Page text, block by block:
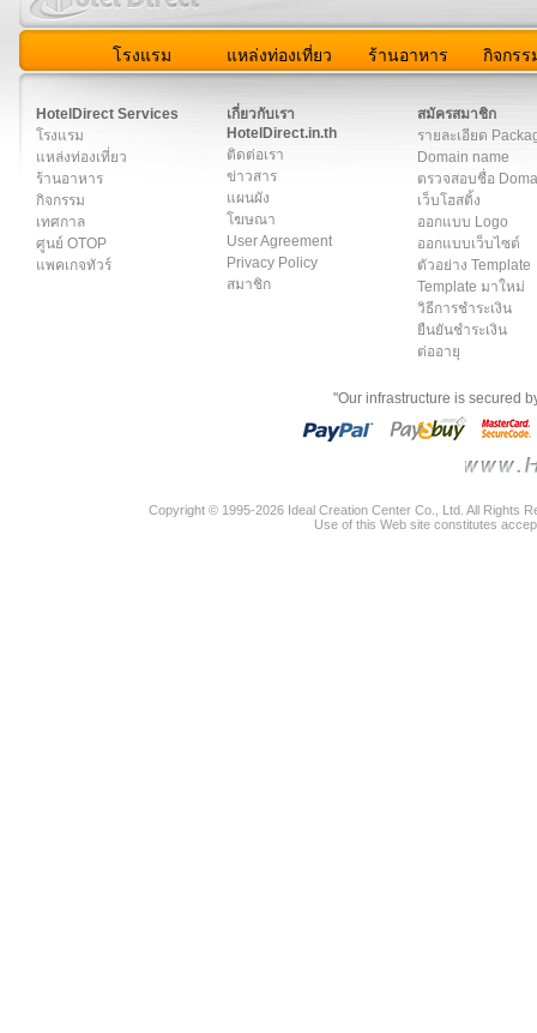
โรงแรม แหล่งท่องเที่ยว ร้านอาหาร กิจกรร
HotelDirect Services
โรงแรม
แหล่งท่องเที่ยว
ร้านอาหาร
กิจกรรม
เทศกาล
ศูนย์ OTOP
แพคเกจทัวร์
เกี่ยวกับเรา
HotelDirect.in.th
ติดต่อเรา
ข่าวสาร
แผนผัง
โฆษณา
User Agreement
Privacy Policy
สมาชิก
สมัครสมาชิก
รายละเอียด
Domain name
ตรวจสอบชื่อ
เว็บโฮสติ้ง
ออกแบบ Logo
ออกแบบเว็บไซต์
ตัวอย่าง Template
Template มาใหม่
วิธีการชำระเงิน
ยืนยันชำระเงิน
ต่ออายุ
"Our infrastructure is secured
Copyright © 1995-2026 Ideal Creation Center Co., Ltd. All Rights
Use of this Web site constitutes